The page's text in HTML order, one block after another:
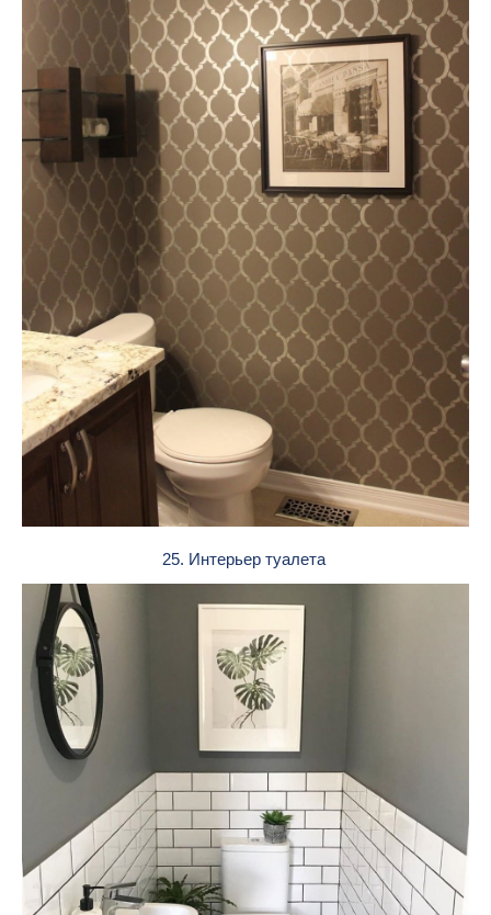
25. Интерьер туалета